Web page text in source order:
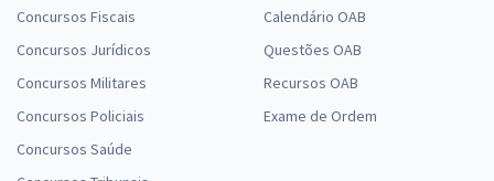
Concursos Fiscais
Concursos Jurídicos
Concursos Militares
Concursos Policiais
Concursos Saúde
Calendário OAB
Questões OAB
Recursos OAB
Exame de Ordem